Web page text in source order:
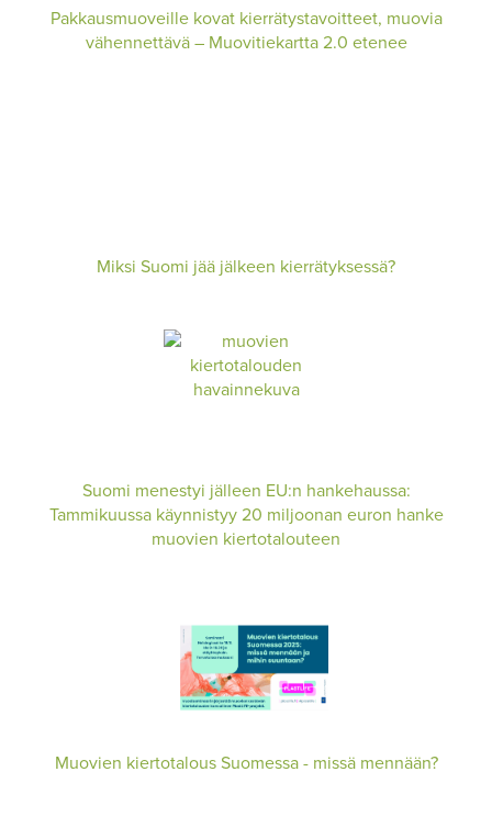
Pakkausmuoveille kovat kierrätystavoitteet, muovia
vähennettävä – Muovitiekartta 2.0 etenee
Miksi Suomi jää jälkeen kierrätyksessä?
Suomi menestyi jälleen EU:n hankehaussa:
Tammikuussa käynnistyy 20 miljoonan euron hanke
muovien kiertotalouteen
Muovien kiertotalous Suomessa - missä mennään?